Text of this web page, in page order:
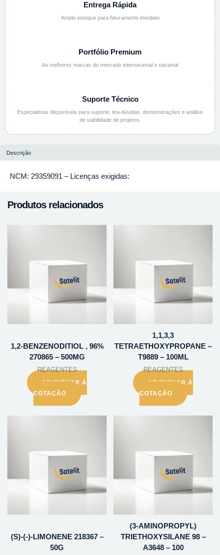
Entrega Rápida
Amplo estoque para faturamento imediato
Portfólio Premium
As melhores marcas do mercado internacional e nacional
Suporte Técnico
Especialistas disponíveis para suporte, tira-dúvidas, demonstrações e análise
de viabilidade de projetos.
Descrição
NCM: 29359091 – Licenças exigidas:
Produtos relacionados
1,2-BENZENODITIOL , 96%
270865 – 500MG
REAGENTES
ADICIONAR À
COTAÇÃO
1,1,3,3
TETRAETHOXYPROPANE –
T9889 – 100ML
REAGENTES
ADICIONAR À
COTAÇÃO
(S)-(-)-LIMONENE 218367 –
50G
(3-AMINOPROPYL)
TRIETHOXYSILANE 98 –
A3648 – 100